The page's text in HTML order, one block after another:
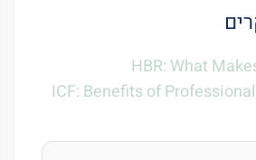
HBR: What
ICF: Benefits of